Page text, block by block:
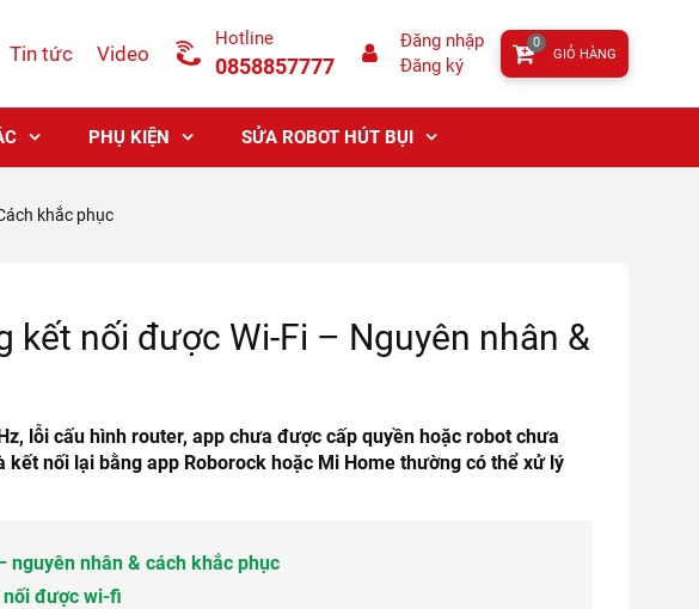
Tin tức Video
Hotline
0858857777
Đăng nhập
Đăng ký
GIỎ HÀNG
0
PHỤ KIỆN SỬA ROBOT HÚT BỤI
khắc phục
kết nối được Wi-Fi – Nguyên nhân &
lỗi cấu hình router, app chưa được cấp quyền hoặc robot chưa
nối lại bằng app Roborock hoặc Mi Home thường có thể xử lý
nhân & cách khắc phục
nối được wi-fi